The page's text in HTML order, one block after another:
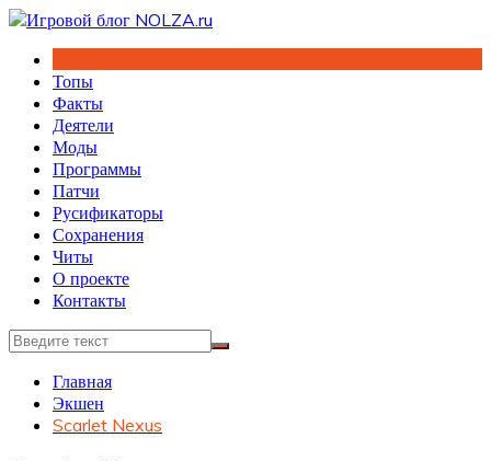
Перейти
содержимому
Топы
Факты
Деятели
Моды
Программы
Патчи
Русификаторы
Сохранения
Читы
О проекте
Контакты
Главная
Экшен
Scarlet Nexus